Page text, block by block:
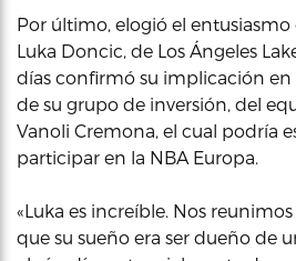
Por último, elogió el
Luka Doncic, de Los Ángeles
días confirmó su implicación en
de su grupo de inversión, del
Vanoli Cremona, el cual podría
participar en la NBA Europa.
«Luka es increíble. Nos
que su sueño era ser dueño de